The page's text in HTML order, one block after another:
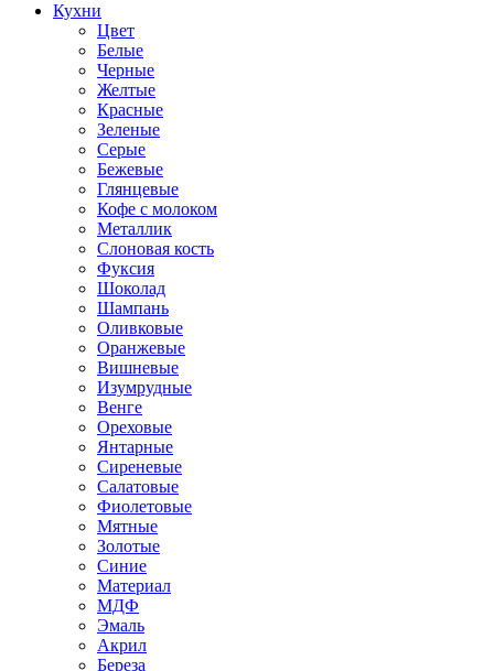
Кухни
Цвет
Белые
Черные
Желтые
Красные
Зеленые
Серые
Бежевые
Глянцевые
Кофе с молоком
Металлик
Слоновая кость
Фуксия
Шоколад
Шампань
Оливковые
Оранжевые
Вишневые
Изумрудные
Венге
Ореховые
Янтарные
Сиреневые
Салатовые
Фиолетовые
Мятные
Золотые
Синие
Материал
МДФ
Эмаль
Акрил
Береза